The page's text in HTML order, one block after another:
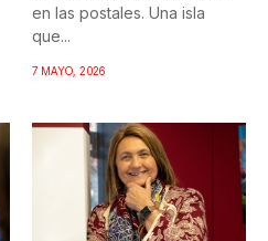
en las postales. Una isla
que...
7 MAYO, 2026